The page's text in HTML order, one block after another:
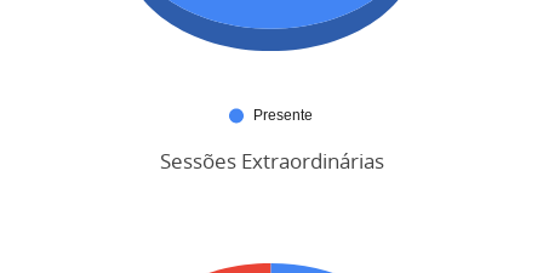
Sessões Extraordinárias